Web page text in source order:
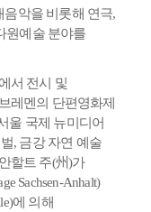
음악을 비롯해 연극,
원예술 분야를
서 전시
및
브레멘의 단편영화제
울 국제 뉴미디어
, 금강 자연 예술
할트 주(州)가
Sachsen-Anhalt)
에 의해